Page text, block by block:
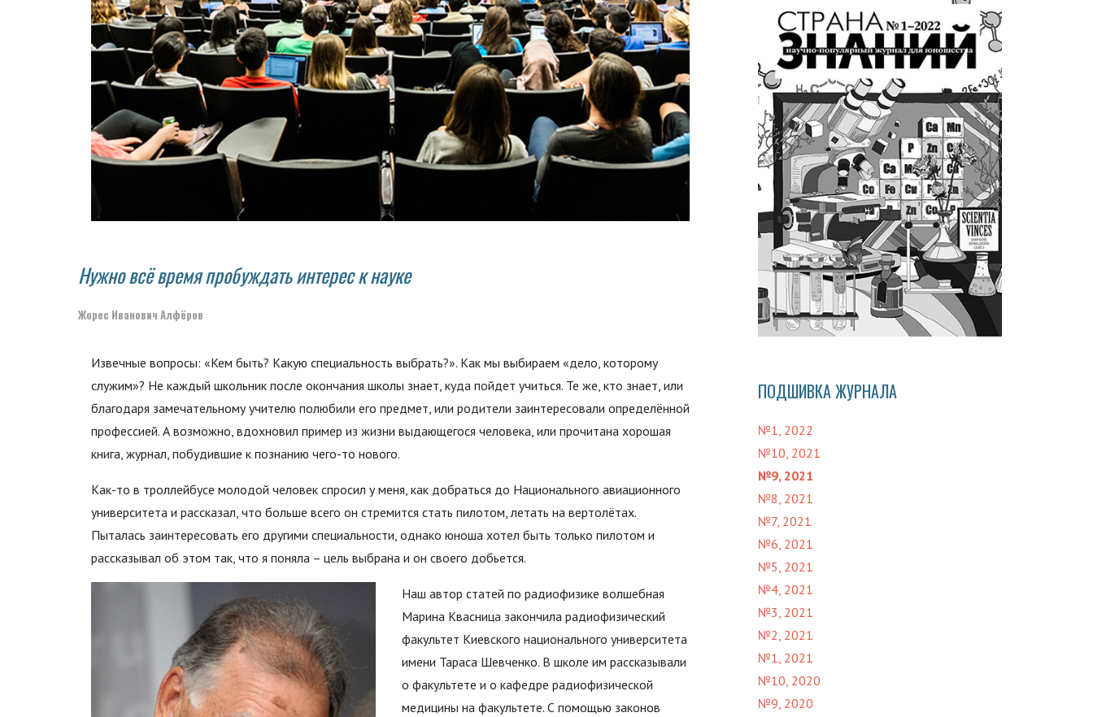
Нужно всё время пробуждать интерес к науке
Жорес Иванович Алфёров
Извечные вопросы: «Кем быть? Какую специальность выбрать?». Как мы выбираем «дело, которому
служим»? Не каждый школьник после окончания школы знает, куда пойдет учиться. Те же, кто знает, или
благодаря замечательному учителю полюбили его предмет, или родители заинтересовали определённой
профессией. А возможно, вдохновил пример из жизни выдающегося человека, или прочитана хорошая
книга, журнал, побудившие к познанию чего-то нового.
Как-то в троллейбусе молодой человек спросил у меня, как добраться до Национального авиационного
университета и рассказал, что больше всего он стремится стать пилотом, летать на вертолётах.
Пыталась заинтересовать его другими специальности, однако юноша хотел быть только пилотом и
рассказывал об этом так, что я поняла – цель выбрана и он своего добьется.
Наш автор статей по радиофизике волшебная
Марина Квасница закончила радиофизический
факультет Киевского национального университета
имени Тараса Шевченко. В школе им рассказывали
о факультете и о кафедре радиофизической
медицины на факультете. С помощью законов
ПОДШИВКА ЖУРНАЛА
№1, 2022
№10, 2021
№9, 2021
№8, 2021
№7, 2021
№6, 2021
№5, 2021
№4, 2021
№3, 2021
№2, 2021
№1, 2021
№10, 2020
№9, 2020